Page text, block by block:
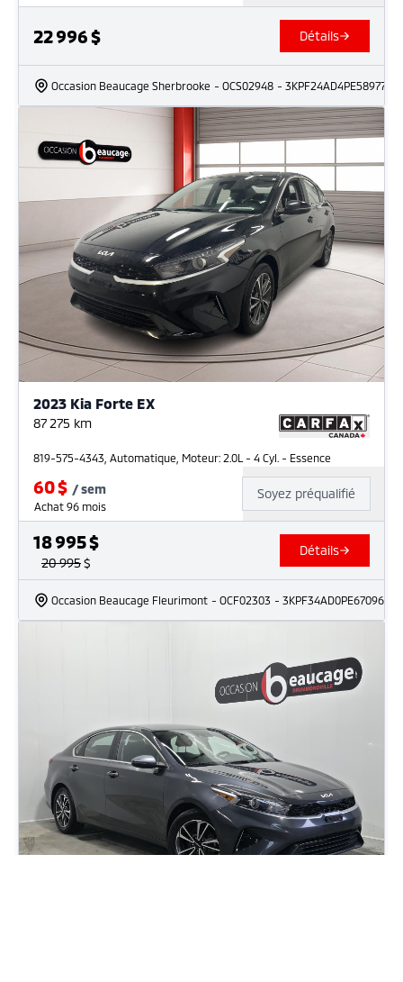
22 996$ Détails
Occasion Beaucage Sherbrooke - OCS02948 - 3KPF24AD4PE589777
2023 Kia Forte EX
87 275 km
819-575-4343, Automatique, Moteur: 2.0L - 4 Cyl. - Essence
60$ /sem
Achat 96 mois
Soyez préqualifié
18 995$
20 995$
Détails
Occasion Beaucage Fleurimont - OCF02303 - 3KPF34AD0PE670966